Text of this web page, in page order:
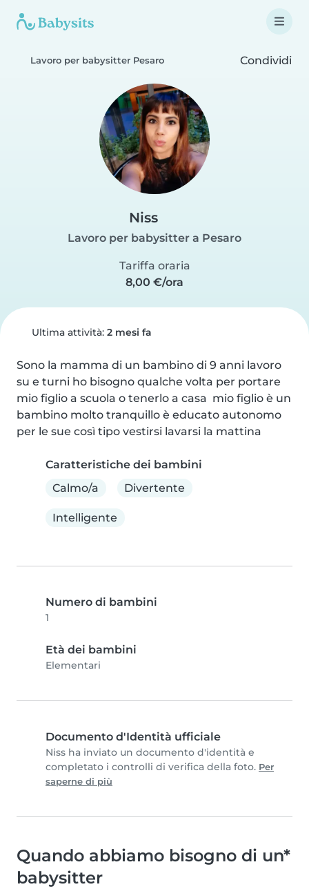
Lavoro per babysitter Pesaro Condividi
Niss
Lavoro per babysitter a Pesaro
Tariffa oraria
8,00 €/ora
Ultima attività: 2 mesi fa
Sono la mamma di un bambino di 9 anni lavoro
su e turni ho bisogno qualche volta per portare
mio figlio a scuola o tenerlo a casa  mio figlio è un
bambino molto tranquillo è educato autonomo
per le sue così tipo vestirsi lavarsi la mattina
Caratteristiche dei bambini
Calmo/a
Divertente
Intelligente
Numero di bambini
1
Età dei bambini
Elementari
Documento d'Identità ufficiale
Niss ha inviato un documento d'identità e
completato i controlli di verifica della foto. Per
saperne di più
Quando abbiamo bisogno di un*
babysitter